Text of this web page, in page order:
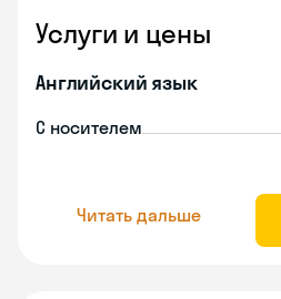
Услуги и цены
Английский язык
С носителем
Читать дальше